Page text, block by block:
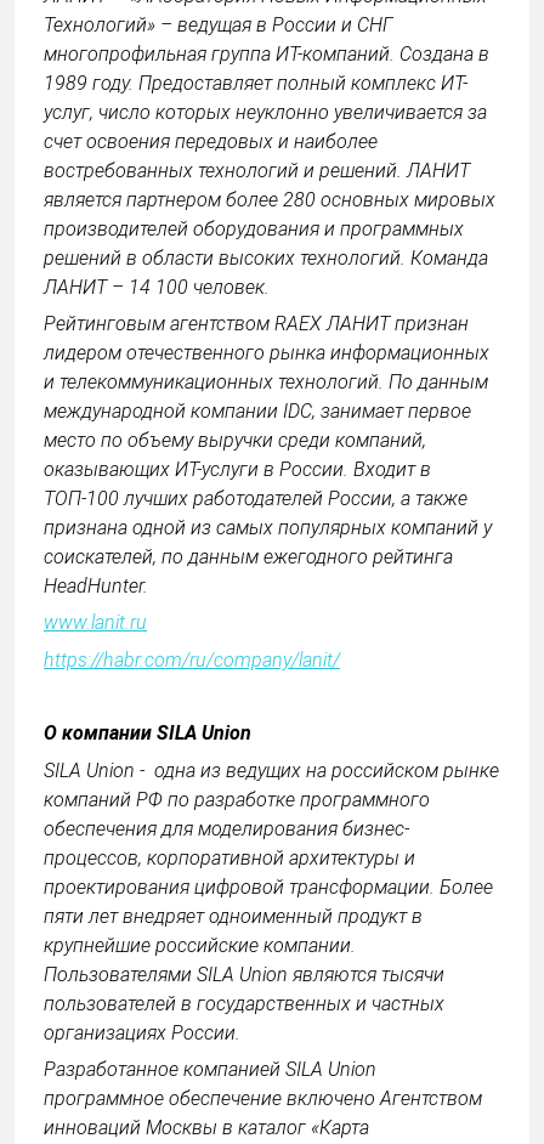
Технологий» – ведущая в России и СНГ
многопрофильная группа ИТ-компаний. Создана в
1989 году. Предоставляет полный комплекс ИТ-
услуг, число которых неуклонно увеличивается за
счет освоения передовых и наиболее
востребованных технологий и решений. ЛАНИТ
является партнером более 280 основных мировых
производителей оборудования и программных
решений в области высоких технологий. Команда
ЛАНИТ – 14 100 человек.
Рейтинговым агентством RAEX ЛАНИТ признан
лидером отечественного рынка информационных
и телекоммуникационных технологий. По данным
международной компании IDC, занимает первое
место по объему выручки среди компаний,
оказывающих ИТ-услуги в России. Входит в
ТОП-100 лучших работодателей России, а также
признана одной из самых популярных компаний у
соискателей, по данным ежегодного рейтинга
HeadHunter.
www.lanit.ru
https://habr.com/ru/company/lanit/
О компании SILA Union
SILA Union - одна из ведущих на российском рынке
компаний РФ по разработке программного
обеспечения для моделирования бизнес-
процессов, корпоративной архитектуры и
проектирования цифровой трансформации. Более
пяти лет внедряет одноименный продукт в
крупнейшие российские компании.
Пользователями SILA Union являются тысячи
пользователей в государственных и частных
организациях России.
Разработанное компанией SILA Union
программное обеспечение включено Агентством
инноваций Москвы в каталог «Карта